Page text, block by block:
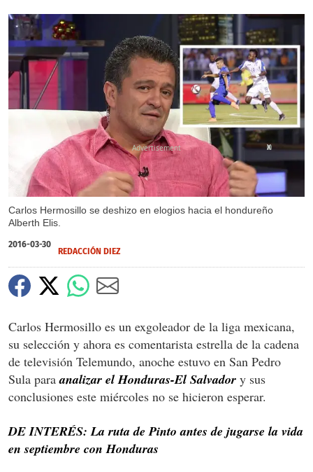
Carlos Hermosillo se deshizo en elogios hacia el hondureño
Alberth Elis.
X
2016-03-30
REDACCIÓN DIEZ
Carlos Hermosillo es un exgoleador de la liga mexicana,
su selección y ahora es comentarista estrella de la cadena
de televisión Telemundo, anoche estuvo en San Pedro
Sula paraanalizar el Honduras-El Salvador y sus
conclusiones este miércoles no se hicieron esperar.
DE INTERÉS: La ruta de Pinto antes de jugarse la vida
en septiembre con Honduras